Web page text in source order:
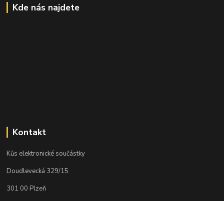
Kde nás najdete
Kontakt
Kůs elektronické součástky
Doudlevecká 329/15
301 00 Plzeň